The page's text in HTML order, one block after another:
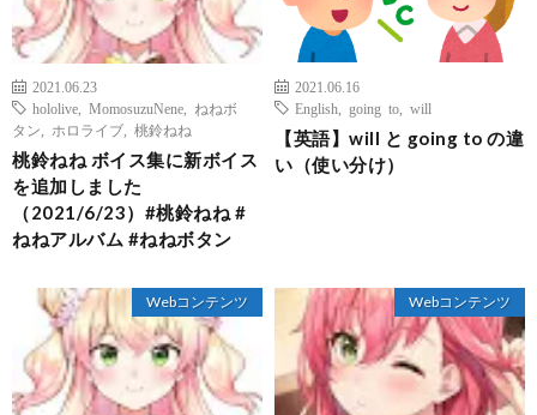
2021.06.23
hololive
MomosuzuNene
ねねボ
タン
ホロライブ 桃鈴ねね
桃鈴ねね ボイス集に新ボイス
を追加しました
（2021/6/23）#桃鈴ねね #
ねねアルバム #ねねボタン
2021.06.16
English
going to will
【英語】will と going to の違
い（使い分け）
Webコンテンツ Webコンテンツ